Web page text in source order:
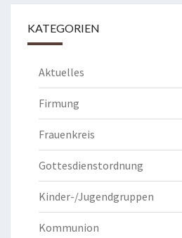
KATEGORIEN
Aktuelles
Firmung
Frauenkreis
Gottesdienstordnung
Kinder-/Jugendgruppen
Kommunion